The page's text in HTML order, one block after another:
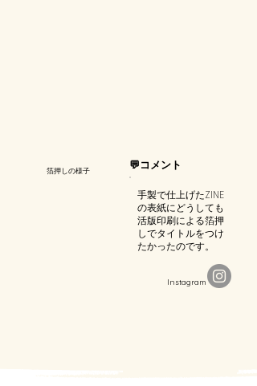
箔押しの様子 💬コメント
手製で仕上げたZINE
の表紙にどうしても
活版印刷による箔押
しでタイトルをつけ
たかったのです。
​Instagram